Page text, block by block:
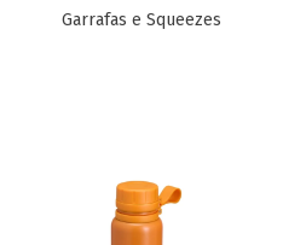
Garrafas e Squeezes